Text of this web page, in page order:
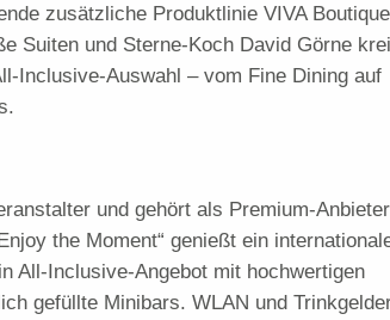
zusätzliche Produktlinie VIVA
Suiten und Sterne-Koch David Görne
Inclusive-Auswahl – vom Fine Dining auf
und gehört als Premium-
the Moment“ genießt ein
All-Inclusive-Angebot mit hochwertigen
gefüllte Minibars. WLAN und